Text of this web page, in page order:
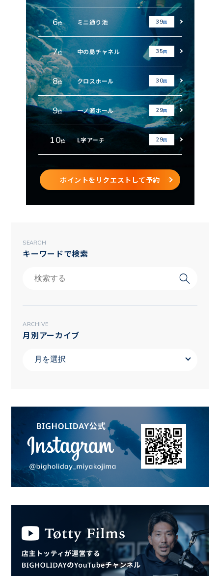
6位 ミニ通り池 39回
7位 中の島チャネル 35回
8位 クロスホール 30回
9位 一ノ瀬ホール 29回
10位 L字アーチ 29回
ポイントをリクエストして予約
SEARCH
キーワードで検索
ARCHIVE
月別アーカイブ